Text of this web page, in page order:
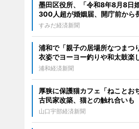
墨田区役所、「令和8年8月8日
300人超が婚姻届、開庁前から
すみだ経済新聞
浦和で「親子の居場所なつま
衣姿でヨーヨー釣りや和太鼓楽
浦和経済新聞
厚狭に保護猫カフェ「ねことお
古民家改築、猫との触れ合いも
山口宇部経済新聞